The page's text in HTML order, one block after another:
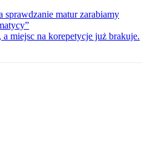
sprawdzanie matur zarabiamy
a miejsc na korepetycje już brakuje.